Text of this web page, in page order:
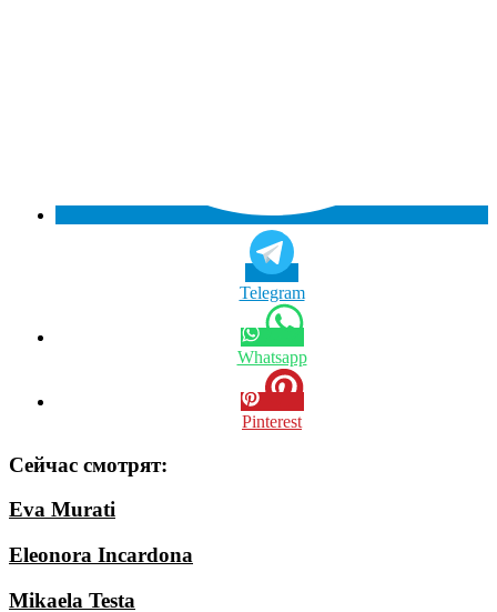
Telegram
Whatsapp
Pinterest
Сейчас смотрят:
Eva Murati
Eleonora Incardona
Mikaela Testa